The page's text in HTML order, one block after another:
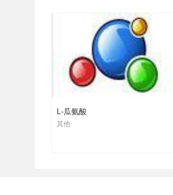
L-瓜氨酸
其他